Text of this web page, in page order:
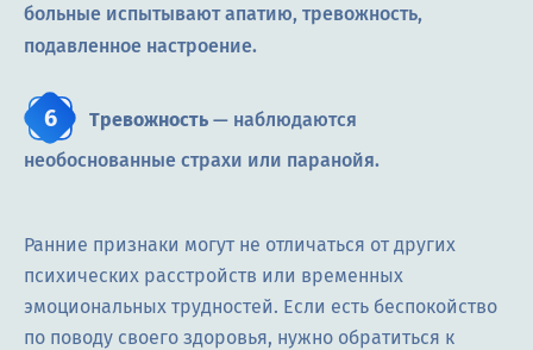
больные испытывают апатию, тревожность,
подавленное настроение.
Тревожность — наблюдаются
необоснованные страхи или паранойя.
Ранние признаки могут не отличаться от других
психических расстройств или временных
эмоциональных трудностей. Если есть беспокойство
по поводу своего здоровья, нужно обратиться к